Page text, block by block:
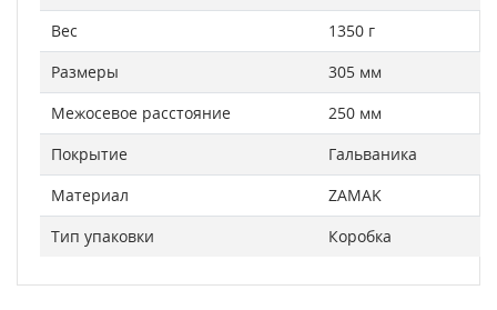
Вес
1350 г
Размеры
305 мм
Межосевое расстояние
250 мм
Покрытие
Гальваника
Материал
ZAMAK
Тип упаковки
Коробка